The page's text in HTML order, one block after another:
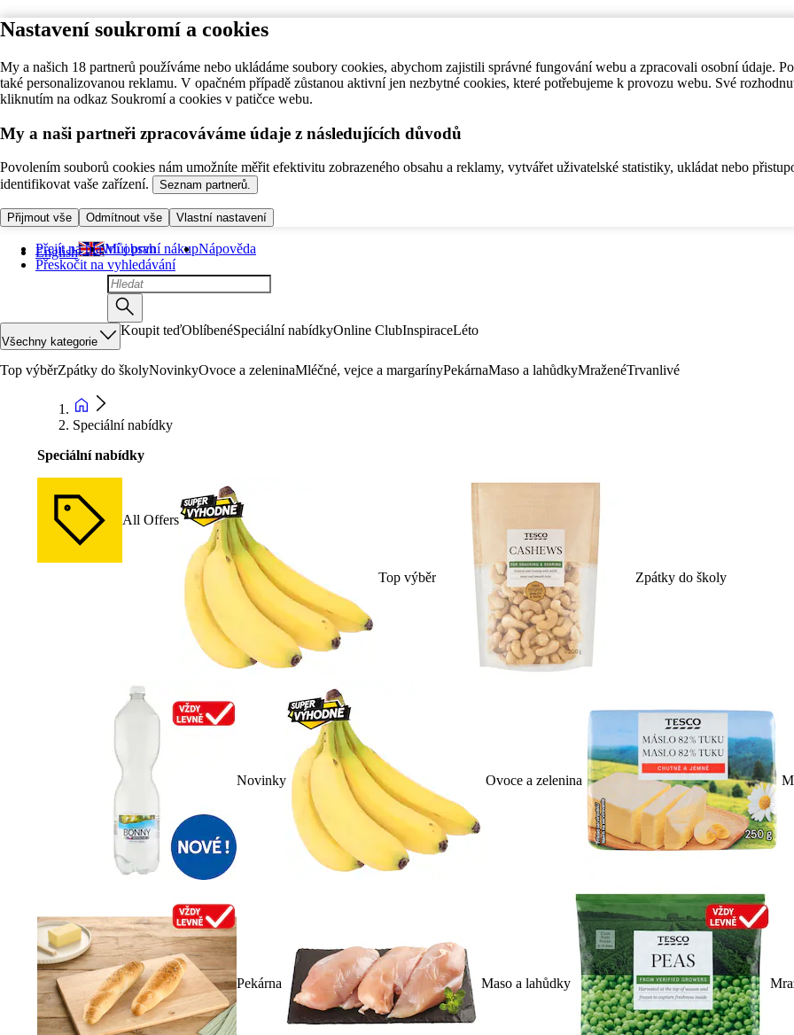
Nastavení soukromí a cookies
My a našich 18 partnerů používáme nebo ukládáme soubory cookies, abychom zajistili správné fungování webu a zpracovali osobní údaje.
také personalizovanou reklamu. V opačném případě zůstanou aktivní jen nezbytné cookies, které potřebujeme k provozu webu. Své
kliknutím na odkaz Soukromí a cookies v patičce webu.
My a naši partneři zpracováváme údaje z následujících důvodů
Povolením souborů cookies nám umožníte měřit efektivitu zobrazeného obsahu a reklamy, vytvářet uživatelské statistiky, ukládat nebo
identifikovat vaše zařízení.
Seznam partnerů.
Přijmout vše Odmítnout vše Vlastní nastavení
Přejít na hlavní obsah
Přeskočit na vyhledávání
English Můj první nákupNápověda
Všechny kategorie
Koupit teďOblíbenéSpeciální nabídkyOnline ClubInspiraceLéto
Top výběrZpátky do školyNovinkyOvoce a zeleninaMléčné, vejce a margarínyPekárnaMaso a lahůdkyMraženéTrvanlivé
Speciální nabídky
Speciální nabídky
All Offers
Top výběr Zpátky do školy
Novinky Ovoce a zelenina
Pekárna Maso a lahůdky